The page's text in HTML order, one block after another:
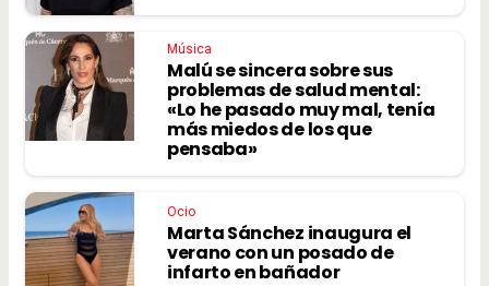
Música
Malú se sincera sobre sus
problemas de salud mental:
«Lo he pasado muy mal, tenía
más miedos de los que
pensaba»
Ocio
Marta Sánchez inaugura el
verano con un posado de
infarto en bañador